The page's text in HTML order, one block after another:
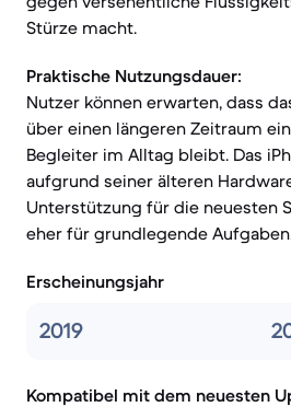
Stürze macht.
Praktische Nutzungsdauer:
Nutzer können erwarten, dass
über einen längeren Zeitraum
Begleiter im Alltag bleibt. Das
aufgrund seiner älteren
Unterstützung für die neuesten
eher für grundlegende
Erscheinungsjahr
2019
Kompatibel mit dem neuesten